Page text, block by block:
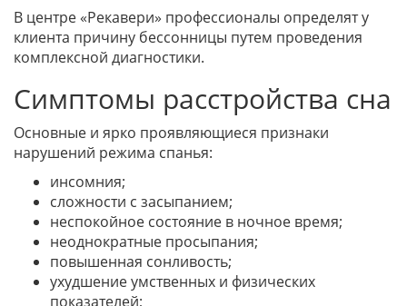
В центре «Рекавери» профессионалы определят у
клиента причину бессонницы путем проведения
комплексной диагностики.
Симптомы расстройства сна
Основные и ярко проявляющиеся признаки
нарушений режима спанья:
инсомния;
сложности с засыпанием;
неспокойное состояние в ночное время;
неоднократные просыпания;
повышенная сонливость;
ухудшение умственных и физических
показателей;